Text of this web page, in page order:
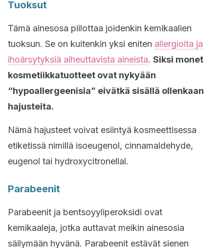
Tuoksut
Tämä ainesosa piilottaa joidenkin kemikaalien
tuoksun. Se on kuitenkin yksi eniten allergioita ja
ihoärsytyksiä aiheuttavista aineista. Siksi monet
kosmetiikkatuotteet ovat nykyään
“hypoallergeenisia” eivätkä sisällä ollenkaan
hajusteita.
Nämä hajusteet voivat esiintyä kosmeettisessa
etiketissä nimillä isoeugenol, cinnamaldehyde,
eugenol tai hydroxycitronellal.
Parabeenit
Parabeenit ja bentsoyyliperoksidi ovat
kemikaaleja, jotka auttavat meikin ainesosia
säilymään hyvänä. Parabeenit estävät sienen